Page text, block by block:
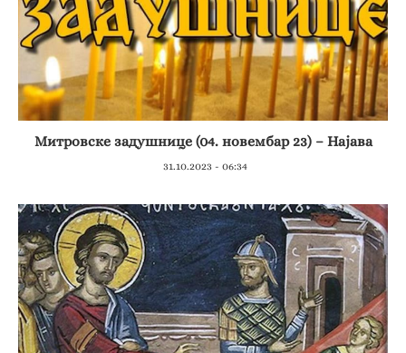
Митровске задушнице (04. новембар 23) – Најава
31.10.2023 - 06:34